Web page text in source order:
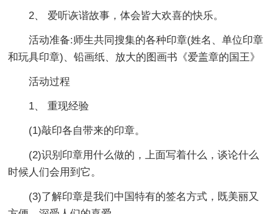
2、 爱听诙谐故事，体会皆大欢喜的快乐。
活动准备:师生共同搜集的各种印章(姓名、单位印章
和玩具印章)、铅画纸、放大的图画书《爱盖章的国王》
活动过程
1、 重现经验
(1)敲印各自带来的印章。
(2)识别印章用什么做的，上面写着什么，谈论什么
时候人们会用到它。
(3)了解印章是我们中国特有的签名方式，既美丽又